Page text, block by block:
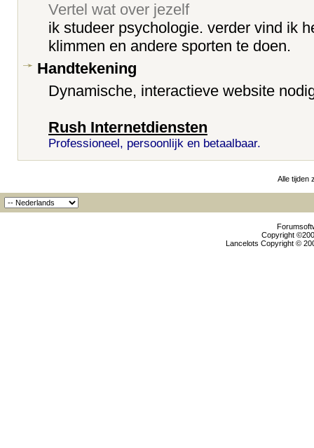
Vertel wat over jezelf
ik studeer psychologie. verder vind ik
klimmen en andere sporten te doen.
Handtekening
Dynamische, interactieve website
Rush Internetdiensten
Professioneel, persoonlijk en betaalbaar.
Alle tijden
Copyright
Lancelots Copyright ©